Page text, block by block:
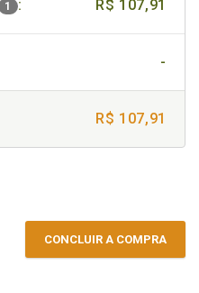
1 : R$ 107,91
-
R$ 107,91
CONCLUIR A COMPRA